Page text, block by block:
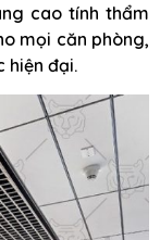
cao tính thẩm
mọi căn phòng,
hiện đại.